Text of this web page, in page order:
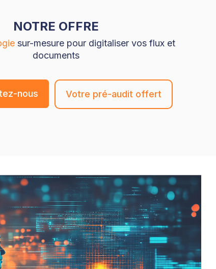
NOTRE OFFRE
sur-mesure pour digitaliser vos flux et
documents
nous Votre pré-audit offert